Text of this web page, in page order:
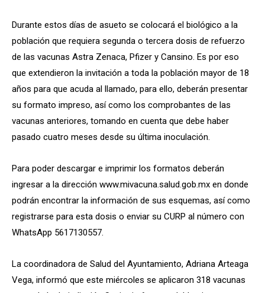
Durante estos días de asueto se colocará el biológico a la
población que requiera segunda o tercera dosis de refuerzo
de las vacunas Astra Zenaca, Pfizer y Cansino. Es por eso
que extendieron la invitación a toda la población mayor de 18
años para que acuda al llamado, para ello, deberán presentar
su formato impreso, así como los comprobantes de las
vacunas anteriores, tomando en cuenta que debe haber
pasado cuatro meses desde su última inoculación.
Para poder descargar e imprimir los formatos deberán
ingresar a la dirección www.mivacuna.salud.gob.mx en donde
podrán encontrar la información de sus esquemas, así como
registrarse para esta dosis o enviar su CURP al número con
WhatsApp 5617130557.
La coordinadora de Salud del Ayuntamiento, Adriana Arteaga
Vega, informó que este miércoles se aplicaron 318 vacunas